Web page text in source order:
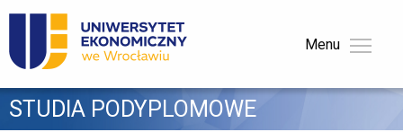
Menu
STUDIA PODYPLOMOWE